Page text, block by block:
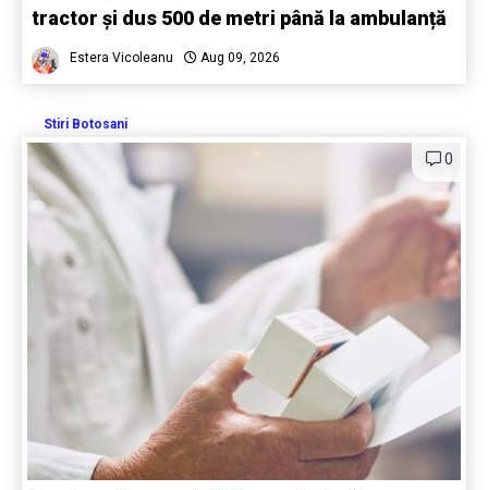
tractor și dus 500 de metri până la ambulanță
Estera Vicoleanu Aug 09, 2026
Stiri Botosani
0